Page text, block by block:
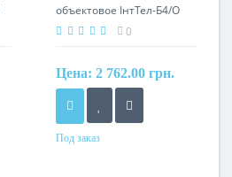
объектовое ІнтТел-Б4/О
0
Цена: 2 762.00 грн.
Под заказ